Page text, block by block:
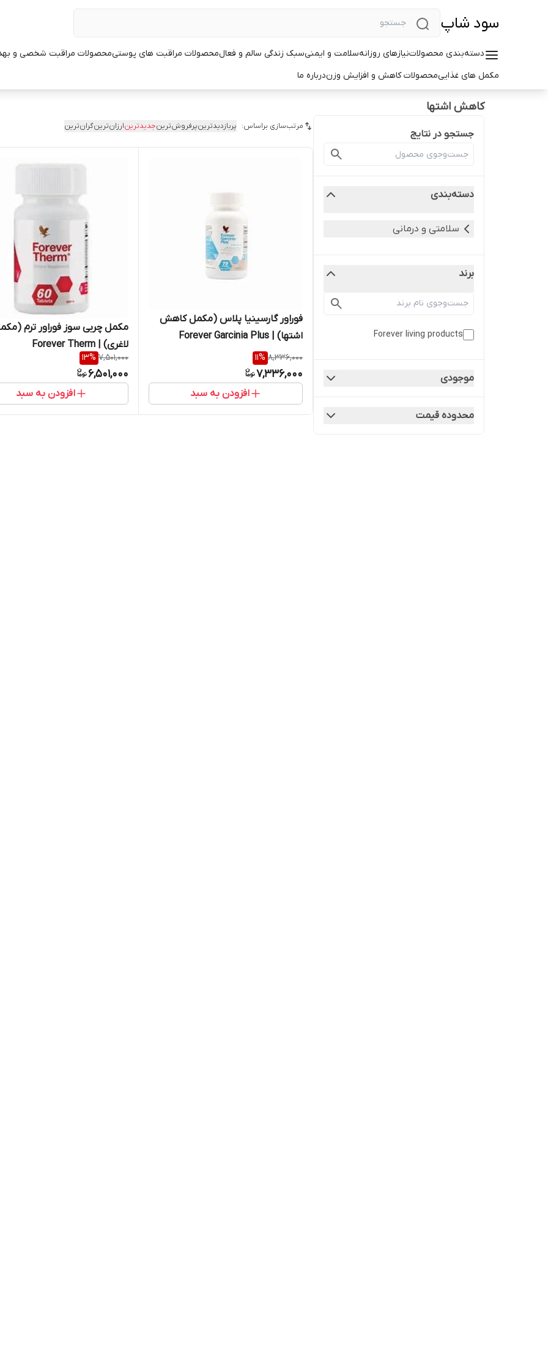
سود شاپ
دسته‌بندی محصولاتنیازهای روزانهسلامت و ایمنیسبک زندگی سالم و فعالمحصولات مراقبت های پوستیمحصولات مراقبت شخصی و
مکمل های غذاییمحصولات کاهش و افزایش وزندرباره ما
کاهش اشتها
جستجو در نتایج
دسته‌بندی
سلامتی و درمانی
برند
Forever living products
موجودی
محدوده قیمت
مرتب‌سازی براساس: پربازدیدترینپرفروش‌ترینجدیدترینارزان‌ترینگران‌ترین
فوراور گارسینیا پلاس (مکمل کاهش
اشتها) | Forever Garcinia Plus
8,336,000
11%
7,336,000
افزودن به سبد
مکمل چربی سوز فوراور ترم
لاغری) | Forever Therm
7,501,000
13%
6,501,000
افزودن به سبد